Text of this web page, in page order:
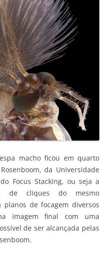
macho ficou em quarto
da Universidade
Focus Stacking, ou seja a
de cliques do mesmo
de focagem diversos
imagem final com uma
de ser alcançada pelas